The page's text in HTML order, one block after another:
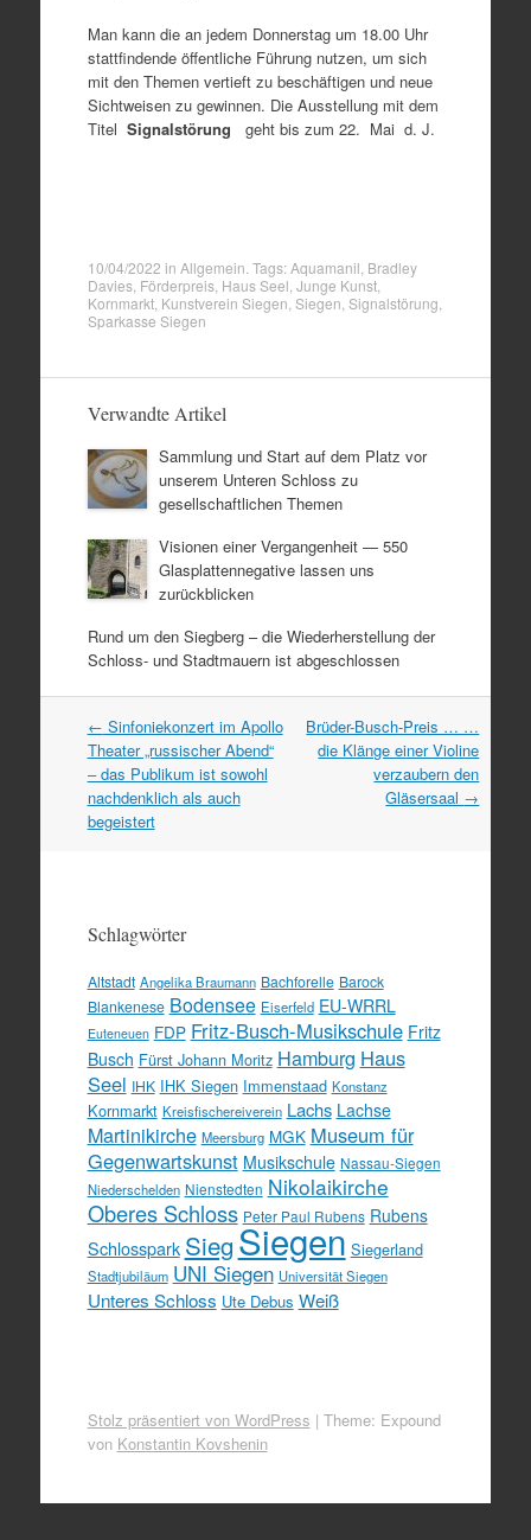
Man kann die an jedem Donnerstag um 18.00 Uhr
stattfindende öffentliche Führung nutzen, um sich
mit den Themen vertieft zu beschäftigen und neue
Sichtweisen zu gewinnen. Die Ausstellung mit dem
Titel Signalstörung geht bis zum 22. Mai d. J.
10/04/2022 in Allgemein . Tags:Aquamanil Bradley
Davies, Förderpreis, Haus Seel Junge Kunst,
Kornmarkt, Kunstverein Siegen Siegen Signalstörung
Sparkasse Siegen
Verwandte Artikel
Sammlung und Start auf dem Platz vor
unserem Unteren Schloss zu
gesellschaftlichen Themen
Visionen einer Vergangenheit — 550
Glasplattennegative lassen uns
zurückblicken
Rund um den Siegberg – die Wiederherstellung der
Schloss- und Stadtmauern ist abgeschlossen
Artikel
Navigation
← Sinfoniekonzert im Apollo
Theater „russischer Abend“
– das Publikum ist sowohl
nachdenklich als auch
begeistert
Brüder-Busch-Preis … …
die Klänge einer Violine
verzaubern den
Gläsersaal →
Schlagwörter
Altstadt Angelika Braumann Bachforelle Barock
Blankenese Bodensee Eiserfeld EU-WRRL
Euteneuen FDP Fritz-Busch-Musikschule Fritz
Busch Fürst Johann Moritz Hamburg Haus
Seel IHK IHK Siegen Immenstaad Konstanz
Kornmarkt Kreisfischereiverein Lachs Lachse
Martinikirche Meersburg MGK Museum für
Gegenwartskunst Musikschule Nassau-Siegen
Niederschelden Nienstedten Nikolaikirche
Oberes Schloss Peter Paul Rubens Rubens
Schlosspark SiegSiegen Siegerland
Stadtjubiläum UNI Siegen Universität Siegen
Unteres Schloss Ute Debus Weiß
Stolz präsentiert von WordPress | Theme: Expound
von Konstantin Kovshenin